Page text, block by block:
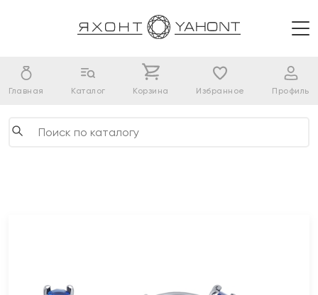
Главная Каталог Корзина Избранное Профиль